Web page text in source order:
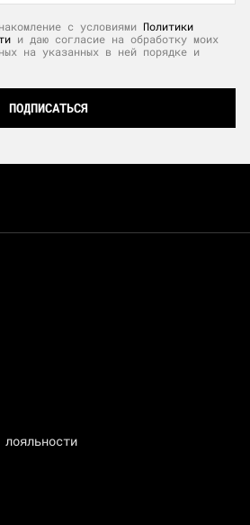
с условиями Политики
и даю согласие на обработку моих
на указанных в ней порядке и
ПОДПИСАТЬСЯ